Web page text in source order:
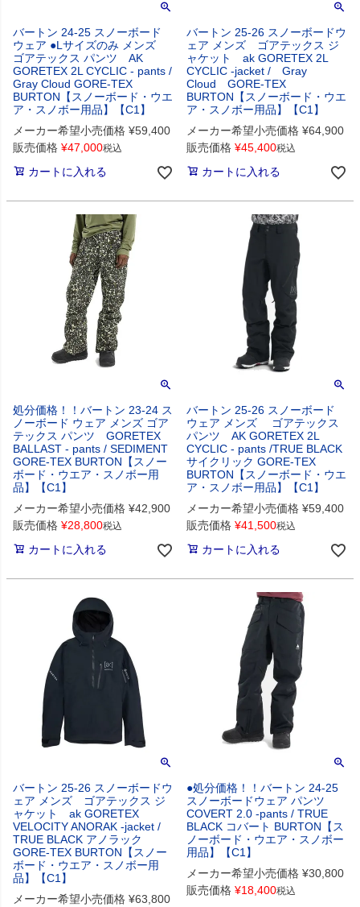
バートン 24-25 スノーボード
ウェア ●Lサイズのみ メンズ
ゴアテックス パンツ AK
GORETEX 2L CYCLIC - pants /
Gray Cloud GORE-TEX
BURTON【スノーボード・ウエ
ア・スノボー用品】【C1】
メーカー希望小売価格 ¥59,400
販売価格 ¥47,000税込
カートに入れる
バートン 25-26 スノーボードウ
ェア メンズ ゴアテックス ジ
ャケット ak GORETEX 2L
CYCLIC -jacket / Gray
Cloud GORE-TEX
BURTON【スノーボード・ウエ
ア・スノボー用品】【C1】
メーカー希望小売価格 ¥64,900
販売価格 ¥45,400税込
カートに入れる
処分価格！！バートン 23-24 ス
ノーボード ウェア メンズ ゴア
テックス パンツ GORETEX
BALLAST - pants / SEDIMENT
GORE-TEX BURTON【スノー
ボード・ウエア・スノボー用
品】【C1】
メーカー希望小売価格 ¥42,900
販売価格 ¥28,800税込
カートに入れる
バートン 25-26 スノーボード
ウェア メンズ ゴアテックス
パンツ AK GORETEX 2L
CYCLIC - pants /TRUE BLACK
サイクリック GORE-TEX
BURTON【スノーボード・ウエ
ア・スノボー用品】【C1】
メーカー希望小売価格 ¥59,400
販売価格 ¥41,500税込
カートに入れる
バートン 25-26 スノーボードウ
ェア メンズ ゴアテックス ジ
ャケット ak GORETEX
VELOCITY ANORAK -jacket /
TRUE BLACK アノラック
GORE-TEX BURTON【スノー
ボード・ウエア・スノボー用
品】【C1】
メーカー希望小売価格 ¥63,800
●処分価格！！バートン 24-25
スノーボードウェア パンツ
COVERT 2.0 -pants / TRUE
BLACK コバート BURTON【ス
ノーボード・ウエア・スノボー
用品】【C1】
メーカー希望小売価格 ¥30,800
販売価格 ¥18,400税込